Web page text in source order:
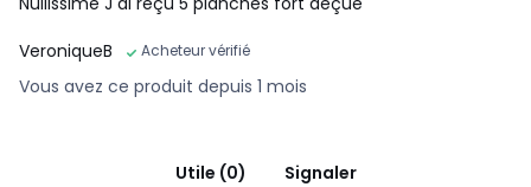
VeroniqueB
Acheteur vérifié
Vous avez ce produit depuis 1 mois
Utile (0) Signaler